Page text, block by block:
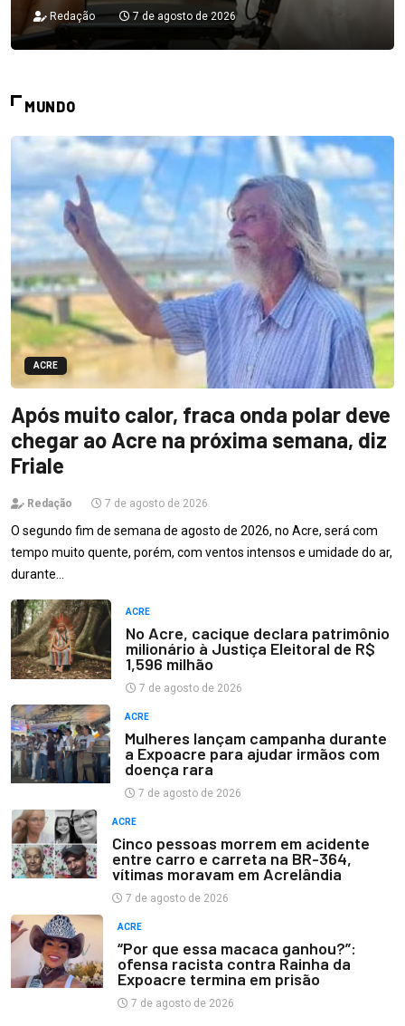
Redação 7 de agosto de 2026
MUNDO
ACRE
Após muito calor, fraca onda polar deve
chegar ao Acre na próxima semana, diz
Friale
Redação 7 de agosto de 2026
O segundo fim de semana de agosto de 2026, no Acre, será com
tempo muito quente, porém, com ventos intensos e umidade do ar,
durante…
ACRE
No Acre, cacique declara patrimônio
milionário à Justiça Eleitoral de R$
1,596 milhão
7 de agosto de 2026
ACRE
Mulheres lançam campanha durante
a Expoacre para ajudar irmãos com
doença rara
7 de agosto de 2026
ACRE
Cinco pessoas morrem em acidente
entre carro e carreta na BR-364,
vítimas moravam em Acrelândia
7 de agosto de 2026
ACRE
“Por que essa macaca ganhou?”:
ofensa racista contra Rainha da
Expoacre termina em prisão
7 de agosto de 2026